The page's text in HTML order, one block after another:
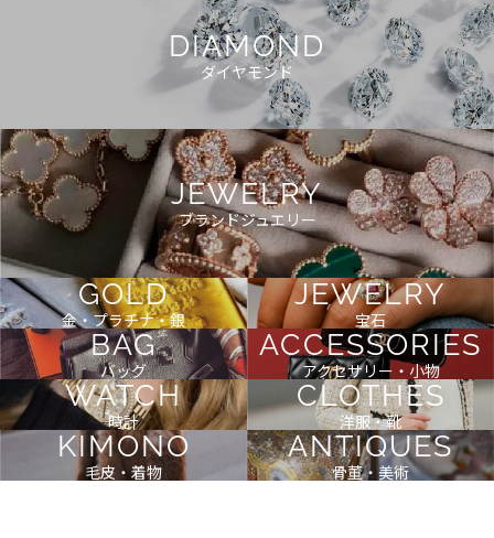
DIAMOND
ダイヤモンド
JEWELRY
ブランドジュエリー
GOLD
金・プラチナ・銀
JEWELRY
宝石
BAG
バッグ
ACCESSORIES
アクセサリー・小物
WATCH
時計
CLOTHES
洋服・靴
KIMONO
毛皮・着物
ANTIQUES
骨董・美術